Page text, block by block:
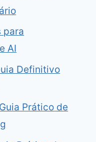
para
AI
Definitivo
Prático de